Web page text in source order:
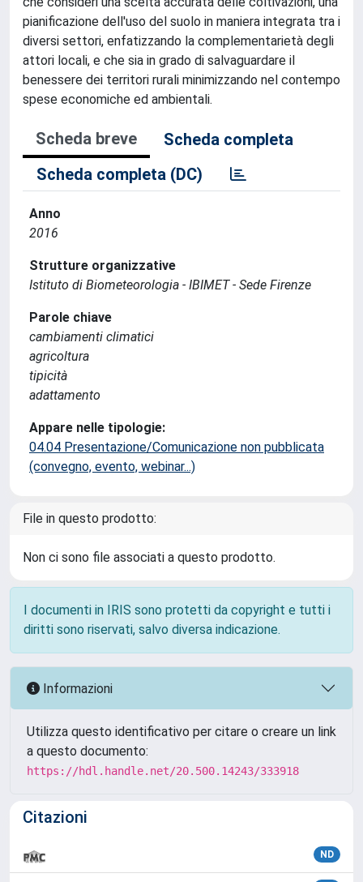
pianificazione dell'uso del suolo in maniera integrata tra i
diversi settori, enfatizzando la complementarietà degli
attori locali, e che sia in grado di salvaguardare il
benessere dei territori rurali minimizzando nel contempo
spese economiche ed ambientali.
Scheda breve
Scheda completa
Scheda completa (DC)
Anno
2016
Strutture organizzative
Istituto di Biometeorologia - IBIMET - Sede Firenze
Parole chiave
cambiamenti climatici
agricoltura
tipicità
adattamento
Appare nelle tipologie:
04.04 Presentazione/Comunicazione non pubblicata
(convegno, evento, webinar...)
File in questo prodotto:
Non ci sono file associati a questo prodotto.
I documenti in IRIS sono protetti da copyright e tutti i
diritti sono riservati, salvo diversa indicazione.
Informazioni
Utilizza questo identificativo per citare o creare un link
a questo documento:
https://hdl.handle.net/20.500.14243/333918
Citazioni
ND